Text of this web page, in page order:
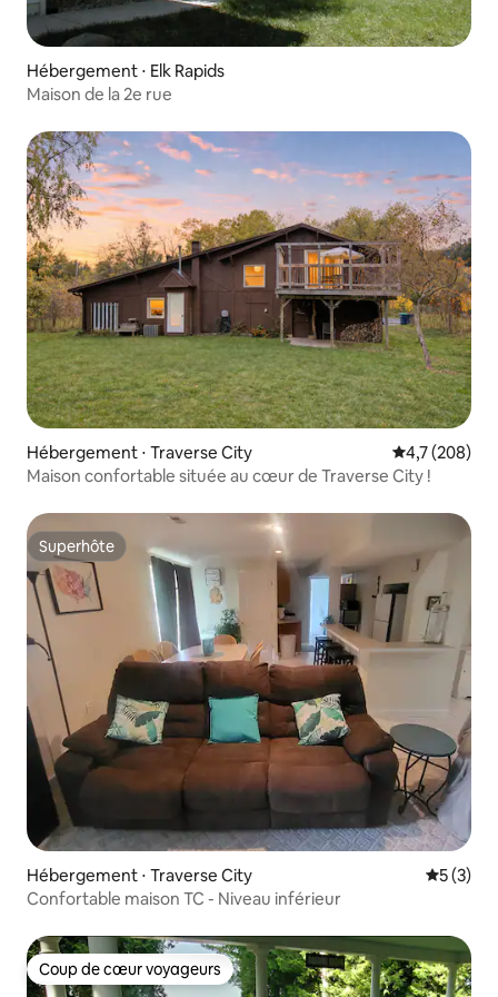
Hébergement ⋅ Elk Rapids
Maison de la 2e rue
Hébergement ⋅ Traverse City Évaluation
4,7 (208)
Maison confortable située au cœur de Traverse City !
Superhôte
Superhôte
Hébergement ⋅ Traverse City
5 (3)
Confortable maison TC - Niveau inférieur
Coup de cœur voyageurs
Coup de cœur voyageurs